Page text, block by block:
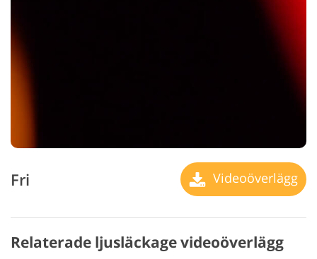
Fri Videoöverlägg
Relaterade ljusläckage videoöverlägg